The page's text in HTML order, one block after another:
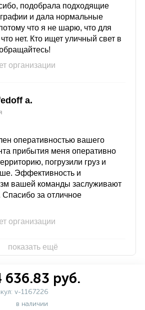
подобрала подходящие
и дала нормальные
что я не шарю, что для
нет. Кто ищет уличный свет в
организации
a.
оперативностью вашего
прибытия меня оперативно
погрузили груз и
Эффективность и
вашей команды заслуживают
за отличное
организации
показать ещё
636.83 руб.
v-1167226
в наличии